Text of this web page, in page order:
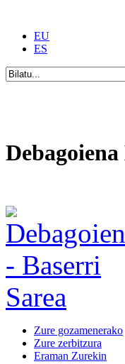
EU
ES
Zure gozamenerako
Zure zerbitzura
Eraman Zurekin